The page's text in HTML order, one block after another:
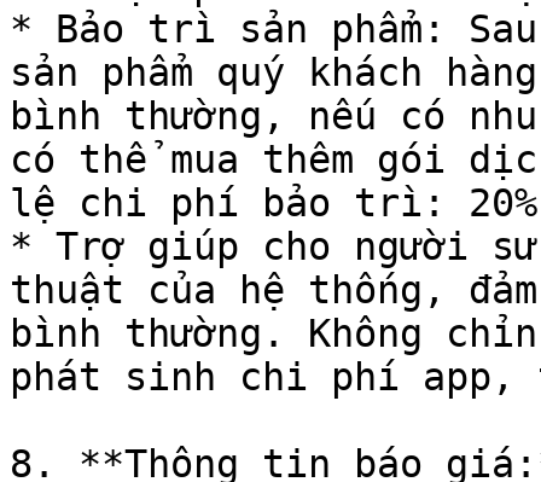
* Bảo trì sản phẩm:
sản phẩm quý khách
bình thường, nếu có
có thể mua thêm gói
lệ chi phí bảo trì:
* Trợ giúp cho người
thuật của hệ thống, đảm
bình thường. Không
phát sinh chi phí
8. **Thông tin báo